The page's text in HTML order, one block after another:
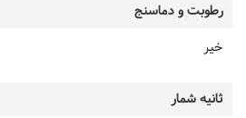
رطوبت و دماسنج
خیر
ثانیه شمار